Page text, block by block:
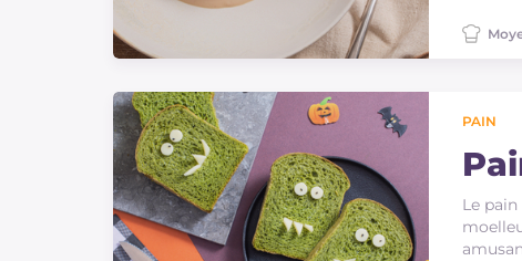
Pizzas et focaccia
Gateaux et patisserie
Dernieres recettes
IT Website
PAIN
Le